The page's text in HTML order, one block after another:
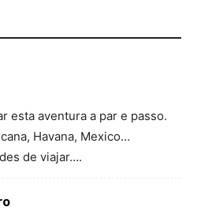
esta aventura a par e passo.
Havana, Mexico…
de viajar….